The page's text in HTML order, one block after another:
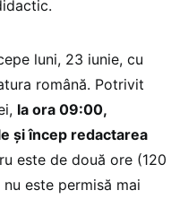
luni, 23 iunie, cu
română. Potrivit
la ora 09:00,
și încep redactarea
este de două ore (120
este permisă mai